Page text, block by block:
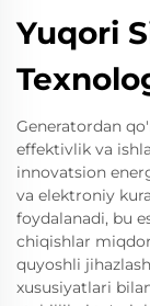
Yuqori
Generatordan
effektivlik va
innovatsion
va elektroniy
foydalanadi, bu
chiqishlar
quyoshli
xususiyatlari